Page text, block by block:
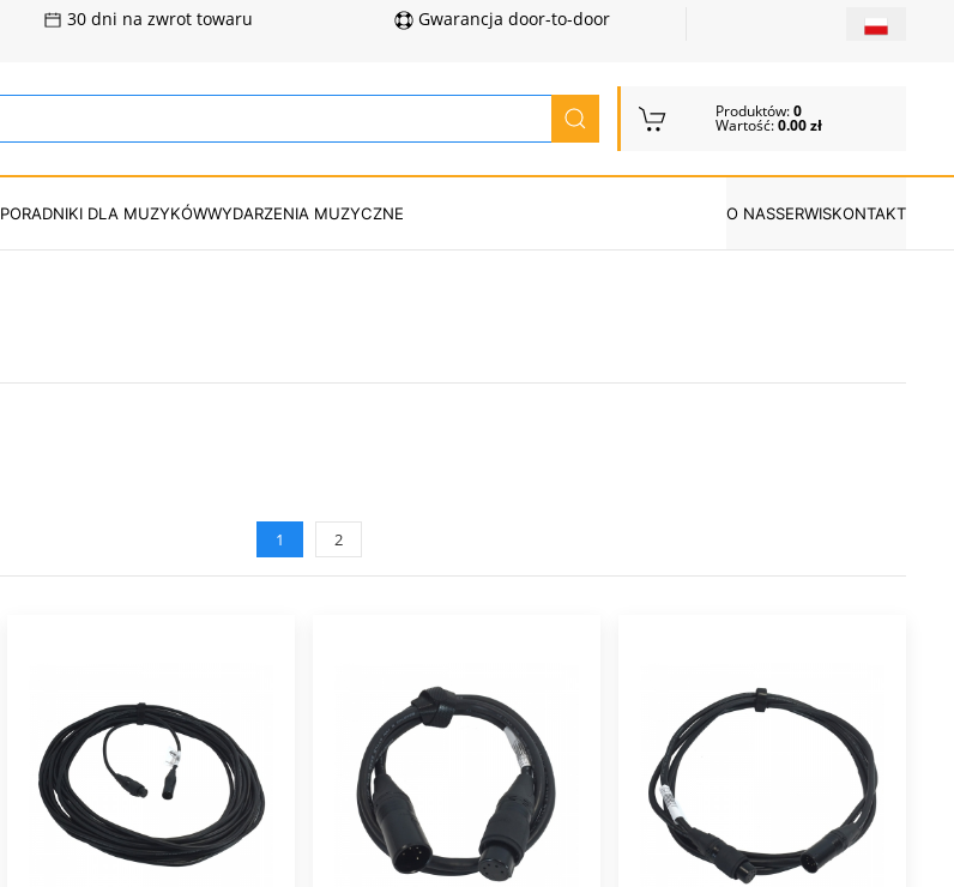
30 dni na zwrot towaru Gwarancja door-to-door
Produktów:0
Wartość:0.00 zł
PORADNIKI DLA MUZYKÓWWYDARZENIA MUZYCZNE O NASSERWISKONTAKT
1 2